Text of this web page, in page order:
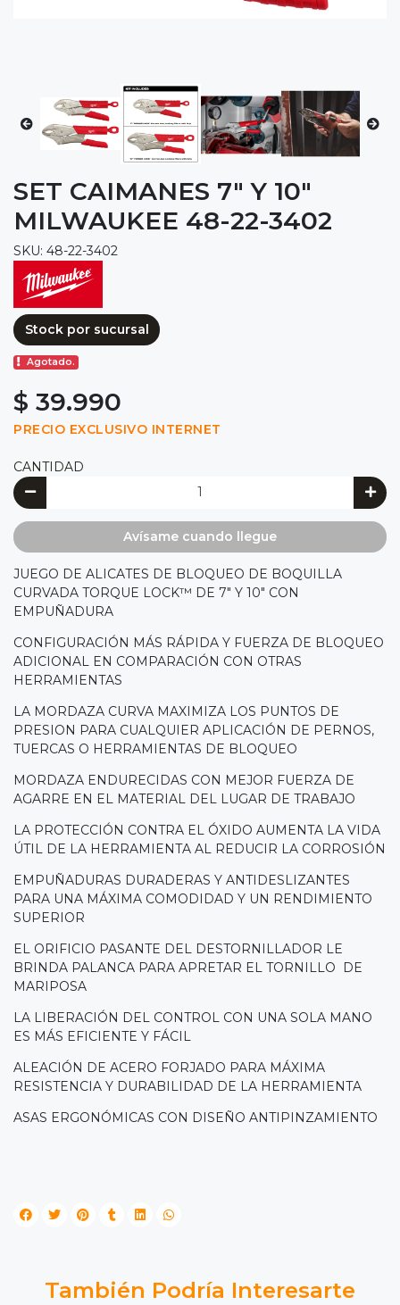
SET CAIMANES 7" Y 10"
MILWAUKEE 48-22-3402
SKU: 48-22-3402
Stock por sucursal
Agotado.
$ 39.990
PRECIO EXCLUSIVO INTERNET
CANTIDAD
Avísame cuando llegue
JUEGO DE ALICATES DE BLOQUEO DE BOQUILLA
CURVADA TORQUE LOCK™ DE 7" Y 10" CON
EMPUÑADURA
CONFIGURACIÓN MÁS RÁPIDA Y FUERZA DE BLOQUEO
ADICIONAL EN COMPARACIÓN CON OTRAS
HERRAMIENTAS
LA MORDAZA CURVA MAXIMIZA LOS PUNTOS DE
PRESION PARA CUALQUIER APLICACIÓN DE PERNOS,
TUERCAS O HERRAMIENTAS DE BLOQUEO
MORDAZA ENDURECIDAS CON MEJOR FUERZA DE
AGARRE EN EL MATERIAL DEL LUGAR DE TRABAJO
LA PROTECCIÓN CONTRA EL ÓXIDO AUMENTA LA VIDA
ÚTIL DE LA HERRAMIENTA AL REDUCIR LA CORROSIÓN
EMPUÑADURAS DURADERAS Y ANTIDESLIZANTES
PARA UNA MÁXIMA COMODIDAD Y UN RENDIMIENTO
SUPERIOR
EL ORIFICIO PASANTE DEL DESTORNILLADOR LE
BRINDA PALANCA PARA APRETAR EL TORNILLO DE
MARIPOSA
LA LIBERACIÓN DEL CONTROL CON UNA SOLA MANO
ES MÁS EFICIENTE Y FÁCIL
ALEACIÓN DE ACERO FORJADO PARA MÁXIMA
RESISTENCIA Y DURABILIDAD DE LA HERRAMIENTA
ASAS ERGONÓMICAS CON DISEÑO ANTIPINZAMIENTO
También Podría Interesarte